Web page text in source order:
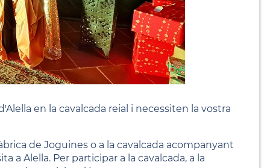
en la cavalcada reial i necessiten la vostra
de Joguines o a la cavalcada acompanyant
a Alella. Per participar a la cavalcada, a la